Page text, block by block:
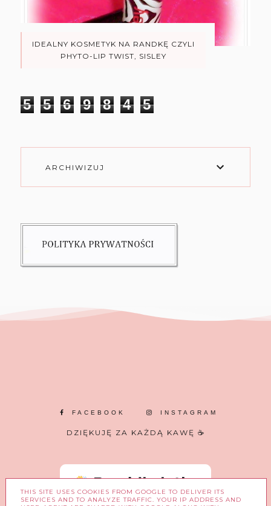
IDEALNY KOSMETYK NA RANDKĘ CZYLI
PHYTO-LIP TWIST, SISLEY
5 5 6 9 8 4 5
ARCHIWIZUJ
FACEBOOK INSTAGRAM
DZIĘKUJĘ ZA KAŻDĄ KAWĘ ☕
THIS SITE USES COOKIES FROM GOOGLE TO DELIVER ITS
SERVICES AND TO ANALYZE TRAFFIC. YOUR IP ADDRESS AND